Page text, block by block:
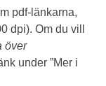
pdf-länkarna,
dpi). Om du vill
över
under ”Mer i